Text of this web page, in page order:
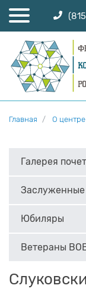
Главная О центре
Галерея
Юбиляры
Ветераны